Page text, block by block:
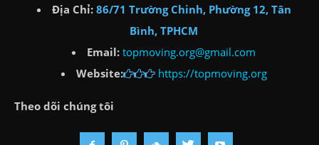
Địa Chỉ: 86/71 Trường Chinh, Phường 12, Tân
Bình, TPHCM
Email: topmoving.org@gmail.com
Website:
https://topmoving.org
Theo dõi chúng tôi